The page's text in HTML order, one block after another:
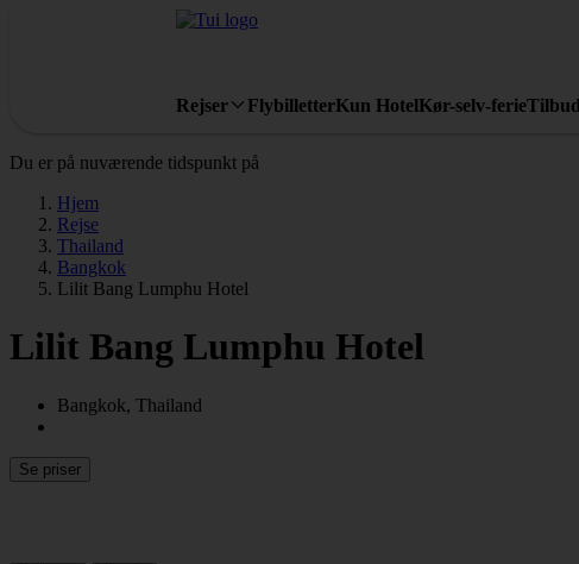
Rejser FlybilletterKun HotelKør-selv-ferieTilbud
Du er på nuværende tidspunkt på
Hjem
Rejse
Thailand
Bangkok
Lilit Bang Lumphu Hotel
Lilit Bang Lumphu Hotel
Bangkok, Thailand
Se priser